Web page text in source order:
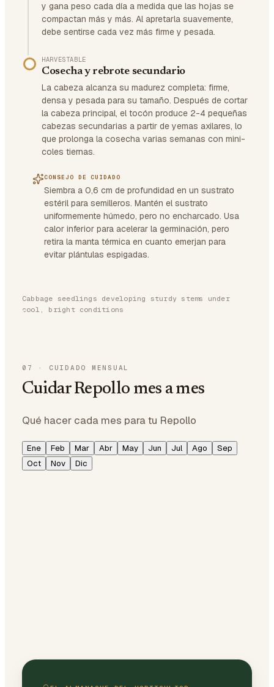
y gana peso cada día a medida que las hojas se
compactan más y más. Al apretarla suavemente,
debe sentirse cada vez más firme y pesada.
HARVESTABLE
Cosecha y rebrote secundario
La cabeza alcanza su madurez completa: firme,
densa y pesada para su tamaño. Después de cortar
la cabeza principal, el tocón produce 2-4 pequeñas
cabezas secundarias a partir de yemas axilares, lo
que prolonga la cosecha varias semanas con mini-
coles tiernas.
CONSEJO DE CUIDADO
Siembra a 0,6 cm de profundidad en un sustrato
estéril para semilleros. Mantén el sustrato
uniformemente húmedo, pero no encharcado. Usa
calor inferior para acelerar la germinación, pero
retira la manta térmica en cuanto emerjan para
evitar plántulas espigadas.
Cabbage seedlings developing sturdy stems under
cool, bright conditions
07 · CUIDADO MENSUAL
Cuidar Repollo mes a mes
Qué hacer cada mes para tu Repollo
Ene Feb Mar Abr May Jun Jul Ago
Sep
Oct
Nov Dic